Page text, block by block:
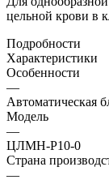
цельной крови в
Подробности
Характеристики
Особенности
—
Автоматическая
Модель
—
ЦЛМН-Р10-0
Страна
—